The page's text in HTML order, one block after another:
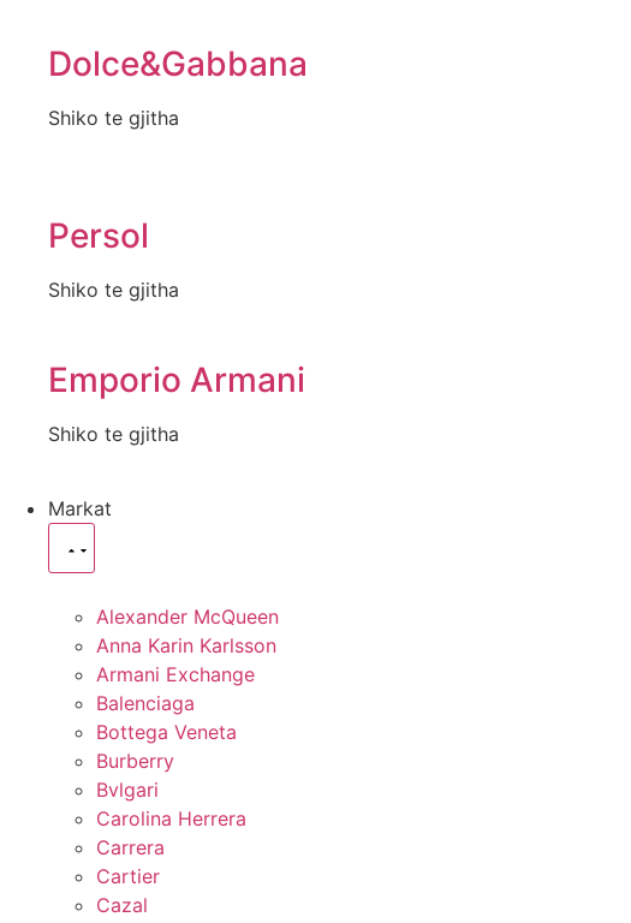
Dolce&Gabbana
Shiko te gjitha
Persol
Shiko te gjitha
Emporio Armani
Shiko te gjitha
Markat
Alexander McQueen
Anna Karin Karlsson
Armani Exchange
Balenciaga
Bottega Veneta
Burberry
Bvlgari
Carolina Herrera
Carrera
Cartier
Cazal